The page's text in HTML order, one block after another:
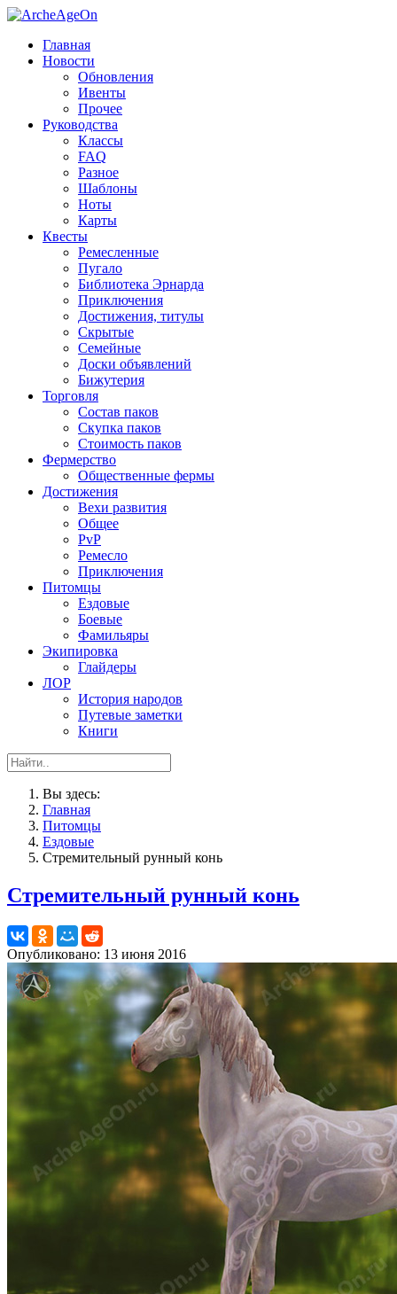
Главная
Новости
Обновления
Ивенты
Прочее
Руководства
Классы
FAQ
Разное
Шаблоны
Ноты
Карты
Квесты
Ремесленные
Пугало
Библиотека Эрнарда
Приключения
Достижения, титулы
Скрытые
Семейные
Доски объявлений
Бижутерия
Торговля
Состав паков
Скупка паков
Стоимость паков
Фермерство
Общественные фермы
Достижения
Вехи развития
Общее
PvP
Ремесло
Приключения
Питомцы
Ездовые
Боевые
Фамильяры
Экипировка
Глайдеры
ЛОР
История народов
Путевые заметки
Книги
Вы здесь:
Главная
Питомцы
Ездовые
Стремительный рунный конь
Стремительный рунный конь
Опубликовано: 13 июня 2016